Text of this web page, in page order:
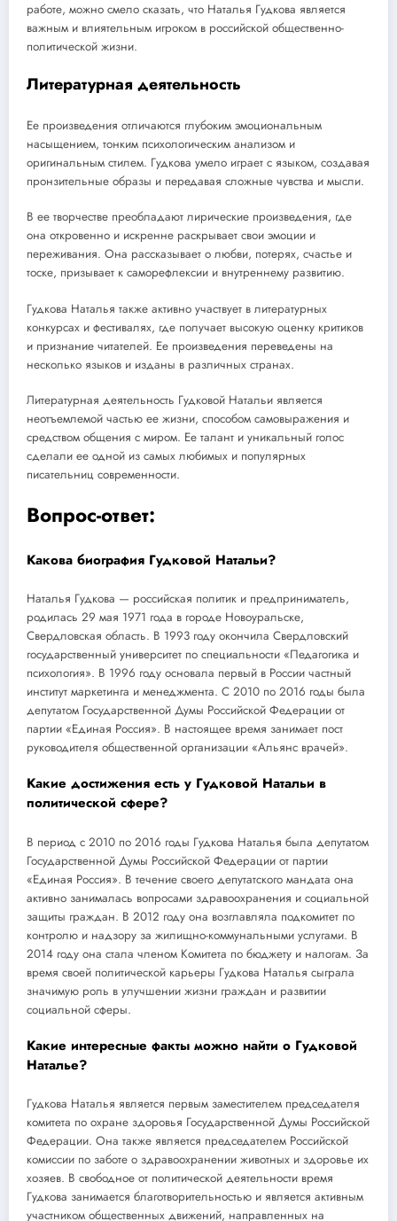
работе, можно смело сказать, что Наталья Гудкова является
важным и влиятельным игроком в российской общественно-
политической жизни.
Литературная деятельность
Ее произведения отличаются глубоким эмоциональным
насыщением, тонким психологическим анализом и
оригинальным стилем. Гудкова умело играет с языком, создавая
пронзительные образы и передавая сложные чувства и мысли.
В ее творчестве преобладают лирические произведения, где
она откровенно и искренне раскрывает свои эмоции и
переживания. Она рассказывает о любви, потерях, счастье и
тоске, призывает к саморефлексии и внутреннему развитию.
Гудкова Наталья также активно участвует в литературных
конкурсах и фестивалях, где получает высокую оценку критиков
и признание читателей. Ее произведения переведены на
несколько языков и изданы в различных странах.
Литературная деятельность Гудковой Натальи является
неотъемлемой частью ее жизни, способом самовыражения и
средством общения с миром. Ее талант и уникальный голос
сделали ее одной из самых любимых и популярных
писательниц современности.
Вопрос-ответ:
Какова биография Гудковой Натальи?
Наталья Гудкова — российская политик и предприниматель,
родилась 29 мая 1971 года в городе Новоуральске,
Свердловская область. В 1993 году окончила Свердловский
государственный университет по специальности «Педагогика и
психология». В 1996 году основала первый в России частный
институт маркетинга и менеджмента. С 2010 по 2016 годы была
депутатом Государственной Думы Российской Федерации от
партии «Единая Россия». В настоящее время занимает пост
руководителя общественной организации «Альянс врачей».
Какие достижения есть у Гудковой Натальи в
политической сфере?
В период с 2010 по 2016 годы Гудкова Наталья была депутатом
Государственной Думы Российской Федерации от партии
«Единая Россия». В течение своего депутатского мандата она
активно занималась вопросами здравоохранения и социальной
защиты граждан. В 2012 году она возглавляла подкомитет по
контролю и надзору за жилищно-коммунальными услугами. В
2014 году она стала членом Комитета по бюджету и налогам. За
время своей политической карьеры Гудкова Наталья сыграла
значимую роль в улучшении жизни граждан и развитии
социальной сферы.
Какие интересные факты можно найти о Гудковой
Наталье?
Гудкова Наталья является первым заместителем председателя
комитета по охране здоровья Государственной Думы Российской
Федерации. Она также является председателем Российской
комиссии по заботе о здравоохранении животных и здоровье их
хозяев. В свободное от политической деятельности время
Гудкова занимается благотворительностью и является активным
участником общественных движений, направленных на